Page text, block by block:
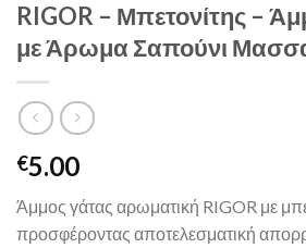
RIGOR – Μπετονίτης –
με Άρωμα Σαπούνι
€5.00
Άμμος γάτας αρωματική RIGOR με
προσφέροντας αποτελεσματική